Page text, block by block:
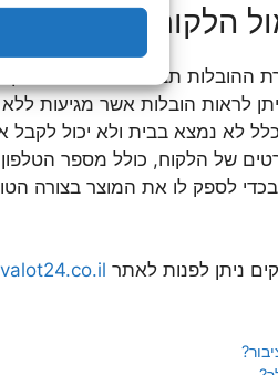
הלקוח
ההובלות תבצע תיאום מול הלקוח
לראות הובלות אשר מגיעות ללא
לא נמצא בבית ולא יכול לקבל
של הלקוח, כולל מספר הטלפון
לספק לו את המוצר בצורה
ניתן לפנות לאתר